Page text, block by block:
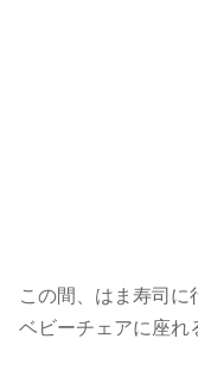
この間、はま寿司に
ベビーチェアに座れ